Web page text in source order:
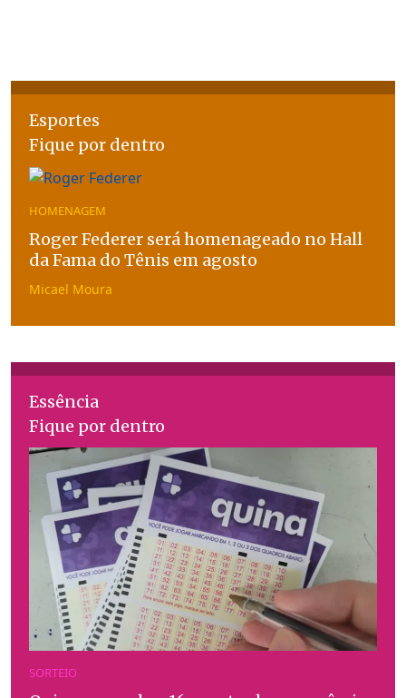
Esportes
Fique por dentro
HOMENAGEM
Roger Federer será homenageado no Hall
da Fama do Tênis em agosto
Micael Moura
Essência
Fique por dentro
SORTEIO